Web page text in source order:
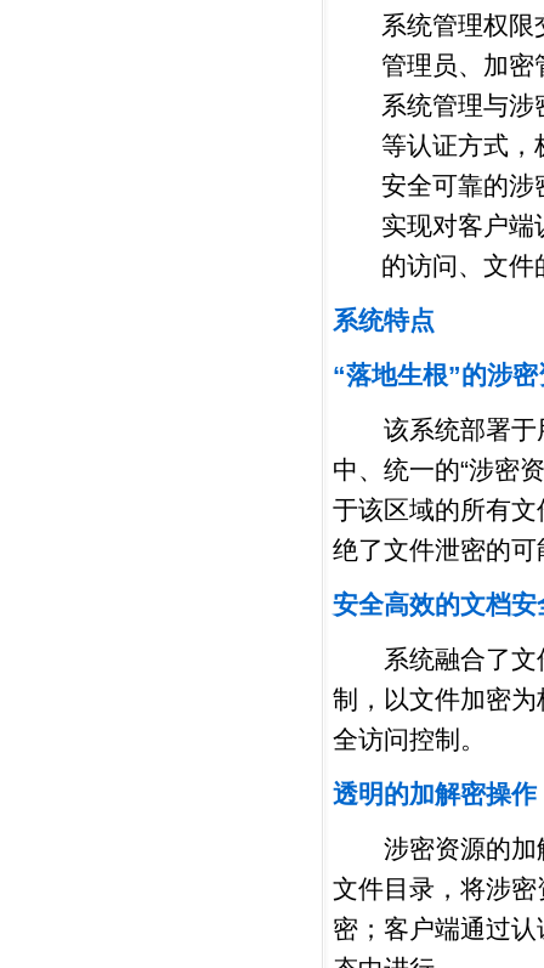
系统管理权
管理员、加密
系统管理与
等认证方式，
安全可靠的涉
实现对客户端
的访问、文件
系统特点
“落地生根”的涉
该系统部署于用
中、统一的“涉密
于该区域的所有文
绝了文件泄密的可
安全高效的文档
系统融合了文件
制，以文件加密
全访问控制。
透明的加解密操作
涉密资源的加解
文件目录，将涉
密；客户端通过